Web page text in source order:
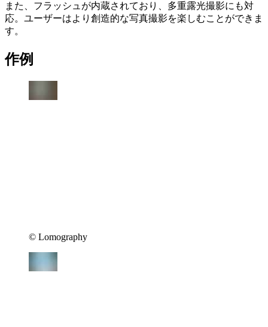
また、フラッシュが内蔵されており、多重露光撮影にも対
応。ユーザーはより創造的な写真撮影を楽しむことができま
す。
作例
©︎ Lomography